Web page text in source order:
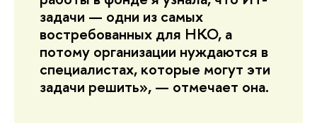
задачи — одни из самых
востребованных для НКО, а
потому организации нуждаются в
специалистах, которые могут эти
задачи решить», — отмечает она.